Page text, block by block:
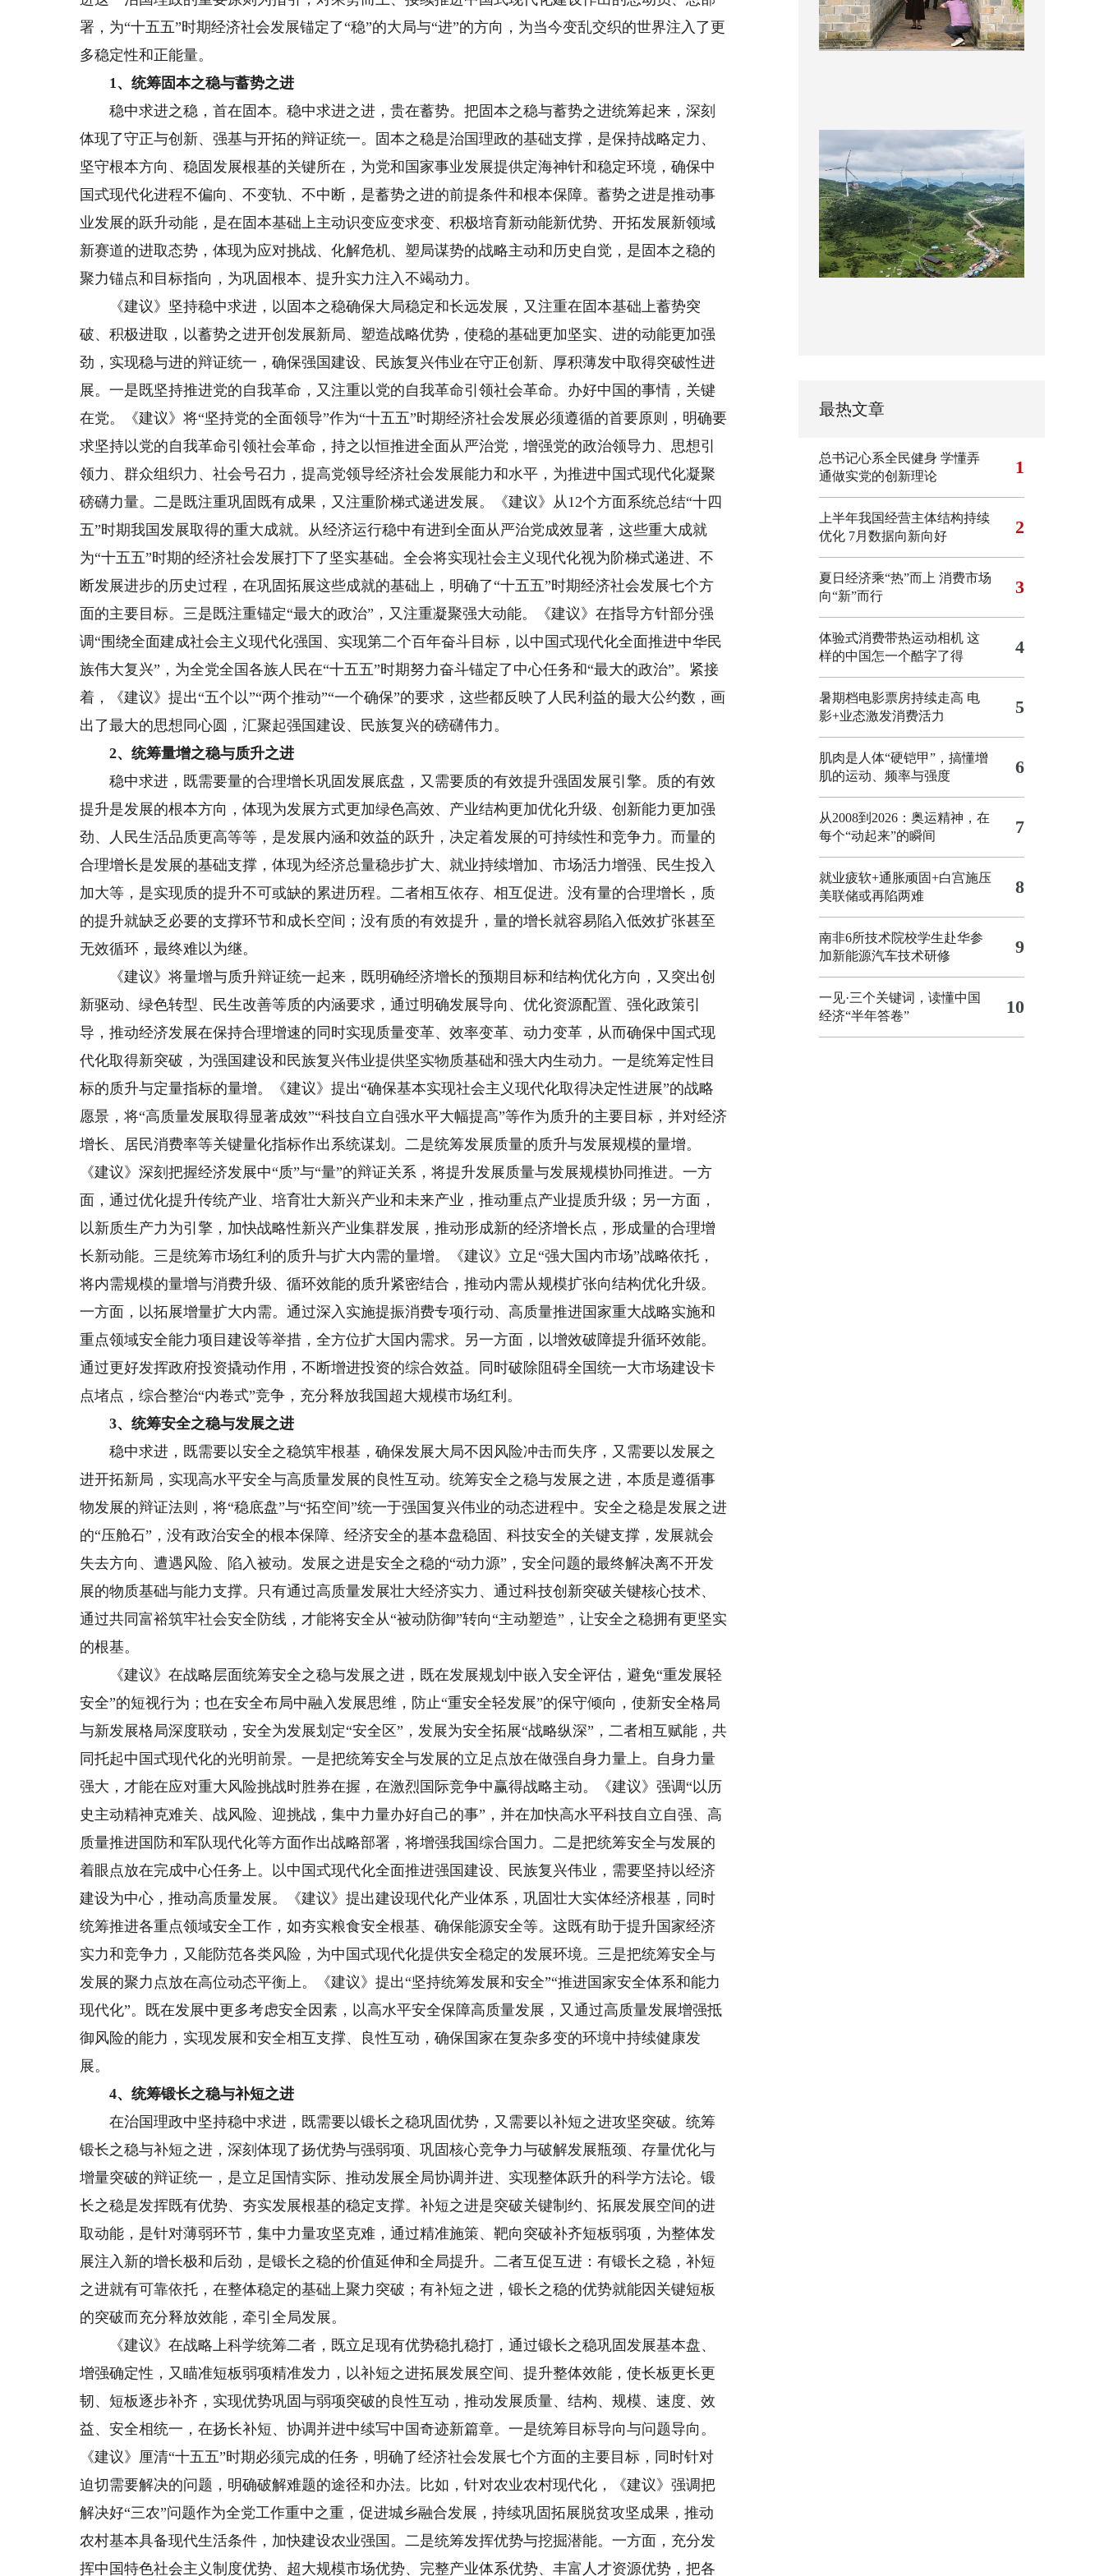
署，为“十五五”时期经济社会发展锚定了“稳”的大局与“进”的方向，为当今变乱交织的世界注入了更
多稳定性和正能量。
1、统筹固本之稳与蓄势之进
稳中求进之稳，首在固本。稳中求进之进，贵在蓄势。把固本之稳与蓄势之进统筹起来，深刻
体现了守正与创新、强基与开拓的辩证统一。固本之稳是治国理政的基础支撑，是保持战略定力、
坚守根本方向、稳固发展根基的关键所在，为党和国家事业发展提供定海神针和稳定环境，确保中
国式现代化进程不偏向、不变轨、不中断，是蓄势之进的前提条件和根本保障。蓄势之进是推动事
业发展的跃升动能，是在固本基础上主动识变应变求变、积极培育新动能新优势、开拓发展新领域
新赛道的进取态势，体现为应对挑战、化解危机、塑局谋势的战略主动和历史自觉，是固本之稳的
聚力锚点和目标指向，为巩固根本、提升实力注入不竭动力。
《建议》坚持稳中求进，以固本之稳确保大局稳定和长远发展，又注重在固本基础上蓄势突
破、积极进取，以蓄势之进开创发展新局、塑造战略优势，使稳的基础更加坚实、进的动能更加强
劲，实现稳与进的辩证统一，确保强国建设、民族复兴伟业在守正创新、厚积薄发中取得突破性进
展。一是既坚持推进党的自我革命，又注重以党的自我革命引领社会革命。办好中国的事情，关键
在党。《建议》将“坚持党的全面领导”作为“十五五”时期经济社会发展必须遵循的首要原则，明确要
求坚持以党的自我革命引领社会革命，持之以恒推进全面从严治党，增强党的政治领导力、思想引
领力、群众组织力、社会号召力，提高党领导经济社会发展能力和水平，为推进中国式现代化凝聚
磅礴力量。二是既注重巩固既有成果，又注重阶梯式递进发展。《建议》从12个方面系统总结“十四
五”时期我国发展取得的重大成就。从经济运行稳中有进到全面从严治党成效显著，这些重大成就
为“十五五”时期的经济社会发展打下了坚实基础。全会将实现社会主义现代化视为阶梯式递进、不
断发展进步的历史过程，在巩固拓展这些成就的基础上，明确了“十五五”时期经济社会发展七个方
面的主要目标。三是既注重锚定“最大的政治”，又注重凝聚强大动能。《建议》在指导方针部分强
调“围绕全面建成社会主义现代化强国、实现第二个百年奋斗目标，以中国式现代化全面推进中华民
族伟大复兴”，为全党全国各族人民在“十五五”时期努力奋斗锚定了中心任务和“最大的政治”。紧接
着，《建议》提出“五个以”“两个推动”“一个确保”的要求，这些都反映了人民利益的最大公约数，画
出了最大的思想同心圆，汇聚起强国建设、民族复兴的磅礴伟力。
2、统筹量增之稳与质升之进
稳中求进，既需要量的合理增长巩固发展底盘，又需要质的有效提升强固发展引擎。质的有效
提升是发展的根本方向，体现为发展方式更加绿色高效、产业结构更加优化升级、创新能力更加强
劲、人民生活品质更高等等，是发展内涵和效益的跃升，决定着发展的可持续性和竞争力。而量的
合理增长是发展的基础支撑，体现为经济总量稳步扩大、就业持续增加、市场活力增强、民生投入
加大等，是实现质的提升不可或缺的累进历程。二者相互依存、相互促进。没有量的合理增长，质
的提升就缺乏必要的支撑环节和成长空间；没有质的有效提升，量的增长就容易陷入低效扩张甚至
无效循环，最终难以为继。
《建议》将量增与质升辩证统一起来，既明确经济增长的预期目标和结构优化方向，又突出创
新驱动、绿色转型、民生改善等质的内涵要求，通过明确发展导向、优化资源配置、强化政策引
导，推动经济发展在保持合理增速的同时实现质量变革、效率变革、动力变革，从而确保中国式现
代化取得新突破，为强国建设和民族复兴伟业提供坚实物质基础和强大内生动力。一是统筹定性目
标的质升与定量指标的量增。《建议》提出“确保基本实现社会主义现代化取得决定性进展”的战略
愿景，将“高质量发展取得显著成效”“科技自立自强水平大幅提高”等作为质升的主要目标，并对经济
增长、居民消费率等关键量化指标作出系统谋划。二是统筹发展质量的质升与发展规模的量增。
《建议》深刻把握经济发展中“质”与“量”的辩证关系，将提升发展质量与发展规模协同推进。一方
面，通过优化提升传统产业、培育壮大新兴产业和未来产业，推动重点产业提质升级；另一方面，
以新质生产力为引擎，加快战略性新兴产业集群发展，推动形成新的经济增长点，形成量的合理增
长新动能。三是统筹市场红利的质升与扩大内需的量增。《建议》立足“强大国内市场”战略依托，
将内需规模的量增与消费升级、循环效能的质升紧密结合，推动内需从规模扩张向结构优化升级。
一方面，以拓展增量扩大内需。通过深入实施提振消费专项行动、高质量推进国家重大战略实施和
重点领域安全能力项目建设等举措，全方位扩大国内需求。另一方面，以增效破障提升循环效能。
通过更好发挥政府投资撬动作用，不断增进投资的综合效益。同时破除阻碍全国统一大市场建设卡
点堵点，综合整治“内卷式”竞争，充分释放我国超大规模市场红利。
3、统筹安全之稳与发展之进
稳中求进，既需要以安全之稳筑牢根基，确保发展大局不因风险冲击而失序，又需要以发展之
进开拓新局，实现高水平安全与高质量发展的良性互动。统筹安全之稳与发展之进，本质是遵循事
物发展的辩证法则，将“稳底盘”与“拓空间”统一于强国复兴伟业的动态进程中。安全之稳是发展之进
的“压舱石”，没有政治安全的根本保障、经济安全的基本盘稳固、科技安全的关键支撑，发展就会
失去方向、遭遇风险、陷入被动。发展之进是安全之稳的“动力源”，安全问题的最终解决离不开发
展的物质基础与能力支撑。只有通过高质量发展壮大经济实力、通过科技创新突破关键核心技术、
通过共同富裕筑牢社会安全防线，才能将安全从“被动防御”转向“主动塑造”，让安全之稳拥有更坚实
的根基。
《建议》在战略层面统筹安全之稳与发展之进，既在发展规划中嵌入安全评估，避免“重发展轻
安全”的短视行为；也在安全布局中融入发展思维，防止“重安全轻发展”的保守倾向，使新安全格局
与新发展格局深度联动，安全为发展划定“安全区”，发展为安全拓展“战略纵深”，二者相互赋能，共
同托起中国式现代化的光明前景。一是把统筹安全与发展的立足点放在做强自身力量上。自身力量
强大，才能在应对重大风险挑战时胜券在握，在激烈国际竞争中赢得战略主动。《建议》强调“以历
史主动精神克难关、战风险、迎挑战，集中力量办好自己的事”，并在加快高水平科技自立自强、高
质量推进国防和军队现代化等方面作出战略部署，将增强我国综合国力。二是把统筹安全与发展的
着眼点放在完成中心任务上。以中国式现代化全面推进强国建设、民族复兴伟业，需要坚持以经济
建设为中心，推动高质量发展。《建议》提出建设现代化产业体系，巩固壮大实体经济根基，同时
统筹推进各重点领域安全工作，如夯实粮食安全根基、确保能源安全等。这既有助于提升国家经济
实力和竞争力，又能防范各类风险，为中国式现代化提供安全稳定的发展环境。三是把统筹安全与
发展的聚力点放在高位动态平衡上。《建议》提出“坚持统筹发展和安全”“推进国家安全体系和能力
现代化”。既在发展中更多考虑安全因素，以高水平安全保障高质量发展，又通过高质量发展增强抵
御风险的能力，实现发展和安全相互支撑、良性互动，确保国家在复杂多变的环境中持续健康发
展。
4、统筹锻长之稳与补短之进
在治国理政中坚持稳中求进，既需要以锻长之稳巩固优势，又需要以补短之进攻坚突破。统筹
锻长之稳与补短之进，深刻体现了扬优势与强弱项、巩固核心竞争力与破解发展瓶颈、存量优化与
增量突破的辩证统一，是立足国情实际、推动发展全局协调并进、实现整体跃升的科学方法论。锻
长之稳是发挥既有优势、夯实发展根基的稳定支撑。补短之进是突破关键制约、拓展发展空间的进
取动能，是针对薄弱环节，集中力量攻坚克难，通过精准施策、靶向突破补齐短板弱项，为整体发
展注入新的增长极和后劲，是锻长之稳的价值延伸和全局提升。二者互促互进：有锻长之稳，补短
之进就有可靠依托，在整体稳定的基础上聚力突破；有补短之进，锻长之稳的优势就能因关键短板
的突破而充分释放效能，牵引全局发展。
《建议》在战略上科学统筹二者，既立足现有优势稳扎稳打，通过锻长之稳巩固发展基本盘、
增强确定性，又瞄准短板弱项精准发力，以补短之进拓展发展空间、提升整体效能，使长板更长更
韧、短板逐步补齐，实现优势巩固与弱项突破的良性互动，推动发展质量、结构、规模、速度、效
益、安全相统一，在扬长补短、协调并进中续写中国奇迹新篇章。一是统筹目标导向与问题导向。
《建议》厘清“十五五”时期必须完成的任务，明确了经济社会发展七个方面的主要目标，同时针对
迫切需要解决的问题，明确破解难题的途径和办法。比如，针对农业农村现代化，《建议》强调把
解决好“三农”问题作为全党工作重中之重，促进城乡融合发展，持续巩固拓展脱贫攻坚成果，推动
农村基本具备现代生活条件，加快建设农业强国。二是统筹发挥优势与挖掘潜能。一方面，充分发
挥中国特色社会主义制度优势、超大规模市场优势、完整产业体系优势、丰富人才资源优势，把各
最热文章
总书记心系全民健身 学懂弄
通做实党的创新理论
1
上半年我国经营主体结构持续
优化 7月数据向新向好 2
夏日经济乘“热”而上 消费市场
向“新”而行
3
体验式消费带热运动相机 这
样的中国怎一个酷字了得
4
暑期档电影票房持续走高 电
影+业态激发消费活力
5
肌肉是人体“硬铠甲”，搞懂增
肌的运动、频率与强度
6
从2008到2026：奥运精神，在
每个“动起来”的瞬间
7
就业疲软+通胀顽固+白宫施压
美联储或再陷两难
8
南非6所技术院校学生赴华参
加新能源汽车技术研修
9
一见·三个关键词，读懂中国
经济“半年答卷”
10